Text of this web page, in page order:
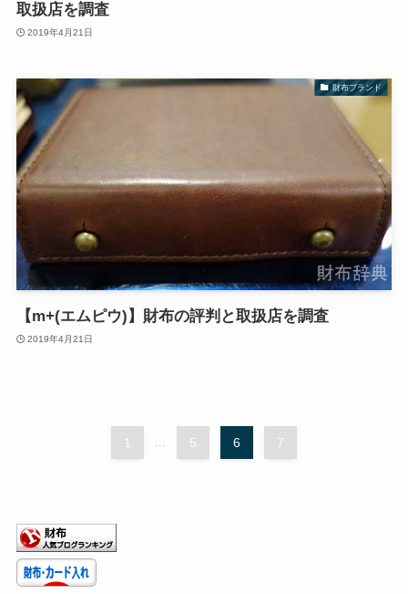
取扱店を調査
2019年4月21日
財布ブランド
【m+(エムピウ)】財布の評判と取扱店を調査
2019年4月21日
1 ... 5 6 7